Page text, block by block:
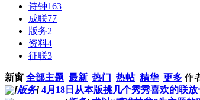
诗钟163
成联77
版务2
资料4
征联3
新窗 全部主题 最新 热门 热帖 精华 更多 作
[版务] 4月18日从本版挑几个秀秀喜欢的联